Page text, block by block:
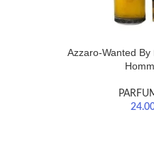
Azzaro-Wanted